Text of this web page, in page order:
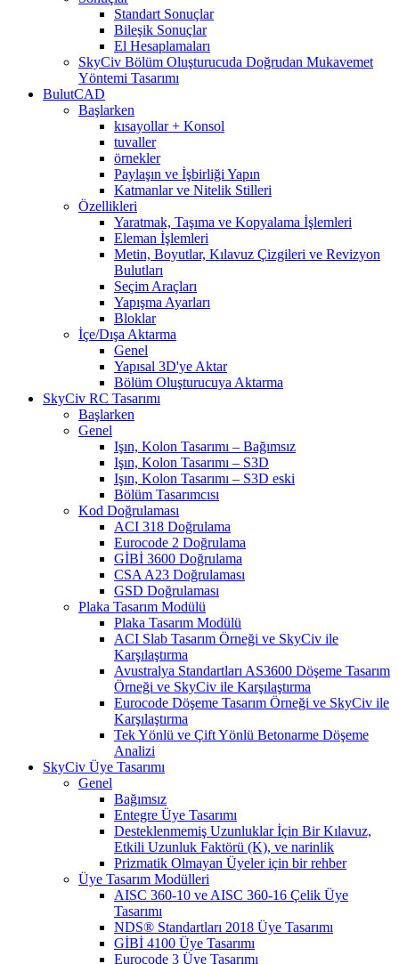
Standart Sonuçlar
Bileşik Sonuçlar
El Hesaplamaları
SkyCiv Bölüm Oluşturucuda Doğrudan Mukavemet
Yöntemi Tasarımı
BulutCAD
Başlarken
kısayollar + Konsol
tuvaller
örnekler
Paylaşın ve İşbirliği Yapın
Katmanlar ve Nitelik Stilleri
Özellikleri
Yaratmak, Taşıma ve Kopyalama İşlemleri
Eleman İşlemleri
Metin, Boyutlar, Kılavuz Çizgileri ve Revizyon
Bulutları
Seçim Araçları
Yapışma Ayarları
Bloklar
İçe/Dışa Aktarma
Genel
Yapısal 3D'ye Aktar
Bölüm Oluşturucuya Aktarma
SkyCiv RC Tasarımı
Başlarken
Genel
Işın, Kolon Tasarımı – Bağımsız
Işın, Kolon Tasarımı – S3D
Işın, Kolon Tasarımı – S3D eski
Bölüm Tasarımcısı
Kod Doğrulaması
ACI 318 Doğrulama
Eurocode 2 Doğrulama
GİBİ 3600 Doğrulama
CSA A23 Doğrulaması
GSD Doğrulaması
Plaka Tasarım Modülü
Plaka Tasarım Modülü
ACI Slab Tasarım Örneği ve SkyCiv ile
Karşılaştırma
Avustralya Standartları AS3600 Döşeme Tasarım
Örneği ve SkyCiv ile Karşılaştırma
Eurocode Döşeme Tasarım Örneği ve SkyCiv ile
Karşılaştırma
Tek Yönlü ve Çift Yönlü Betonarme Döşeme
Analizi
SkyCiv Üye Tasarımı
Genel
Bağımsız
Entegre Üye Tasarımı
Desteklenmemiş Uzunluklar İçin Bir Kılavuz,
Etkili Uzunluk Faktörü (K), ve narinlik
Prizmatik Olmayan Üyeler için bir rehber
Üye Tasarım Modülleri
AISC 360-10 ve AISC 360-16 Çelik Üye
Tasarımı
NDS® Standartları 2018 Üye Tasarımı
GİBİ 4100 Üye Tasarımı
Eurocode 3 Üye Tasarımı